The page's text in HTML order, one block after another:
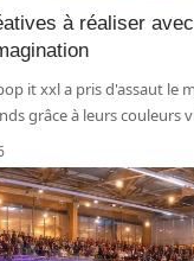
à réaliser
it xxl a pris d'assaut le
grâce à leurs couleurs